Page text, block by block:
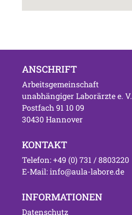
ANSCHRIFT
Arbeitsgemeinschaft
unabhängiger Laborärzte e. V.
Postfach 91 10 09
30430 Hannover
KONTAKT
Telefon: +49 (0) 731 / 8803220
E-Mail: info@aula-labore.de
INFORMATIONEN
Datenschutz